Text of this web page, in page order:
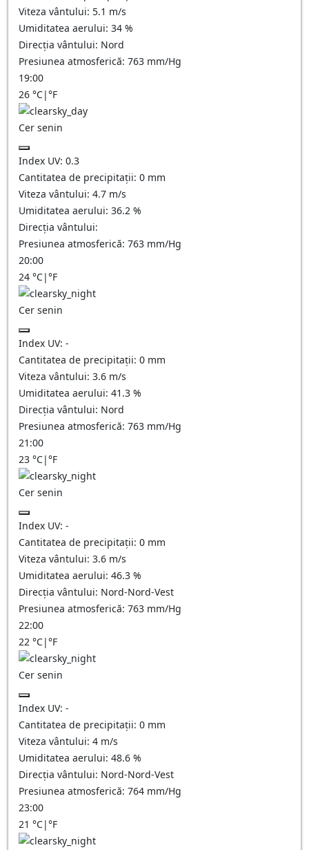
Viteza vântului: 5.1 m/s
Umiditatea aerului: 34 %
Direcția vântului: Nord
Presiunea atmosferică: 763 mm/Hg
19:00
26 °C|°F
Cer senin
Index UV: 0.3
Cantitatea de precipitații: 0 mm
Viteza vântului: 4.7 m/s
Umiditatea aerului: 36.2 %
Direcția vântului:
Presiunea atmosferică: 763 mm/Hg
20:00
24 °C|°F
Cer senin
Index UV: -
Cantitatea de precipitații: 0 mm
Viteza vântului: 3.6 m/s
Umiditatea aerului: 41.3 %
Direcția vântului: Nord
Presiunea atmosferică: 763 mm/Hg
21:00
23 °C|°F
Cer senin
Index UV: -
Cantitatea de precipitații: 0 mm
Viteza vântului: 3.6 m/s
Umiditatea aerului: 46.3 %
Direcția vântului: Nord-Nord-Vest
Presiunea atmosferică: 763 mm/Hg
22:00
22 °C|°F
Cer senin
Index UV: -
Cantitatea de precipitații: 0 mm
Viteza vântului: 4 m/s
Umiditatea aerului: 48.6 %
Direcția vântului: Nord-Nord-Vest
Presiunea atmosferică: 764 mm/Hg
23:00
21 °C|°F